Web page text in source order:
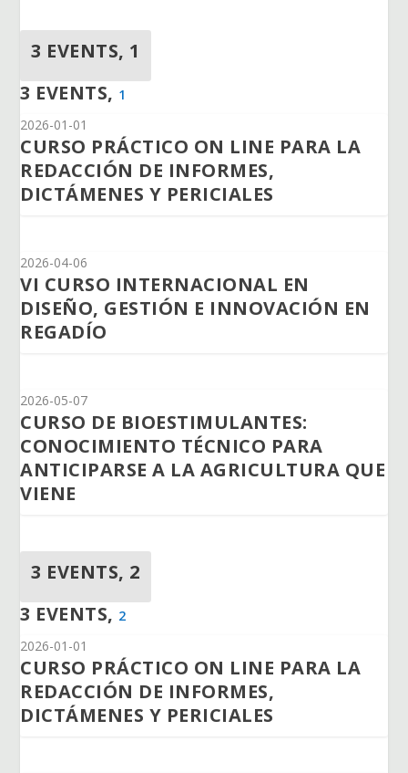
3 EVENTS, 1
3 EVENTS, 1
2026-01-01
CURSO PRÁCTICO ON LINE PARA LA
REDACCIÓN DE INFORMES,
DICTÁMENES Y PERICIALES
2026-04-06
VI CURSO INTERNACIONAL EN
DISEÑO, GESTIÓN E INNOVACIÓN EN
REGADÍO
2026-05-07
CURSO DE BIOESTIMULANTES:
CONOCIMIENTO TÉCNICO PARA
ANTICIPARSE A LA AGRICULTURA QUE
VIENE
3 EVENTS, 2
3 EVENTS, 2
2026-01-01
CURSO PRÁCTICO ON LINE PARA LA
REDACCIÓN DE INFORMES,
DICTÁMENES Y PERICIALES